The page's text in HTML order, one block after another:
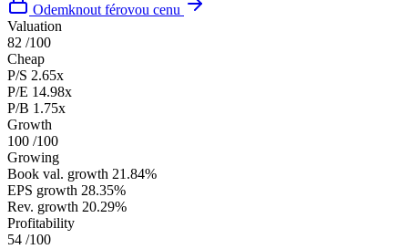
Odemknout férovou cenu
Valuation
82 /100
Cheap
P/S 2.65x
P/E 14.98x
P/B 1.75x
Growth
100 /100
Growing
Book val. growth 21.84%
EPS growth 28.35%
Rev. growth 20.29%
Profitability
54 /100